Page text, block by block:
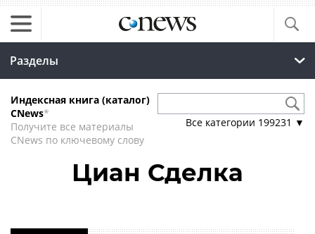
Разделы
Индексная книга (каталог)
CNews*
Получите все материалы
CNews по ключевому слову
Все категории 199231 ▼
Циан Сделка